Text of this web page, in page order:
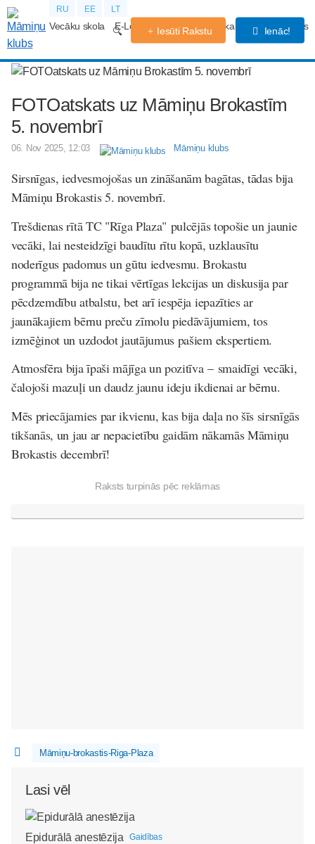
RU EE LT
Vecāku skola E-Lekcijas Grūtniecības kalendārs Forums
Iesūti Rakstu Ienāc!
FOTOatskats uz Māmiņu Brokastīm
5. novembrī
06. Nov 2025, 12:03 Māmiņu klubs
Sirsnīgas, iedvesmojošas un zināšanām bagātas, tādas bija
Māmiņu Brokastis 5. novembrī.
Trešdienas rītā TC "Rīga Plaza" pulcējās topošie un jaunie
vecāki, lai nesteidzīgi baudītu rītu kopā, uzklausītu
noderīgus padomus un gūtu iedvesmu. Brokastu
programmā bija ne tikai vērtīgas lekcijas un diskusija par
pēcdzemdību atbalstu, bet arī iespēja iepazīties ar
jaunākajiem bērnu preču zīmolu piedāvājumiem, tos
izmēģinot un uzdodot jautājumus pašiem ekspertiem.
Atmosfēra bija īpaši mājīga un pozitīva – smaidīgi vecāki,
čalojoši mazuļi un daudz jaunu ideju ikdienai ar bērnu.
Mēs priecājamies par ikvienu, kas bija daļa no šīs sirsnīgās
tikšanās, un jau ar nepacietību gaidām nākamās Māmiņu
Brokastis decembrī!
Raksts turpinās pēc reklāmas
Māmiņu-brokastis-Riga-Plaza
Lasi vēl
Epidurālā anestēzija Gaidības